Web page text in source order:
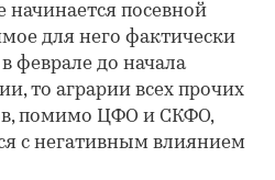
начинается посевной
для него фактически
феврале до начала
то аграрии всех прочих
помимо ЦФО и СКФО,
с негативным влиянием